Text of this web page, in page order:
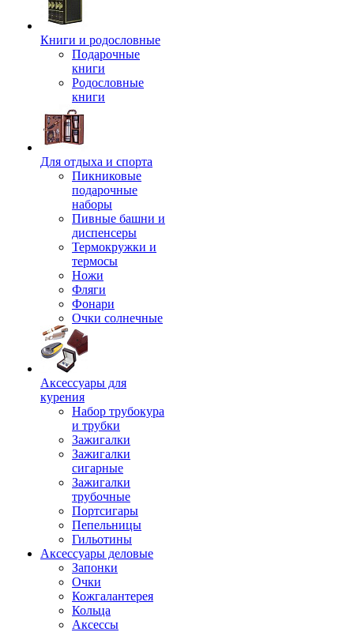
Книги и родословные
Подарочные
книги
Родословные
книги
Для отдыха и спорта
Пикниковые
подарочные
наборы
Пивные башни и
диспенсеры
Термокружки и
термосы
Ножи
Фляги
Фонари
Очки солнечные
Аксессуары для
курения
Набор трубокура
и трубки
Зажигалки
Зажигалки
сигарные
Зажигалки
трубочные
Портсигары
Пепельницы
Гильотины
Аксессуары деловые
Запонки
Очки
Кожгалантерея
Кольца
Аксессы